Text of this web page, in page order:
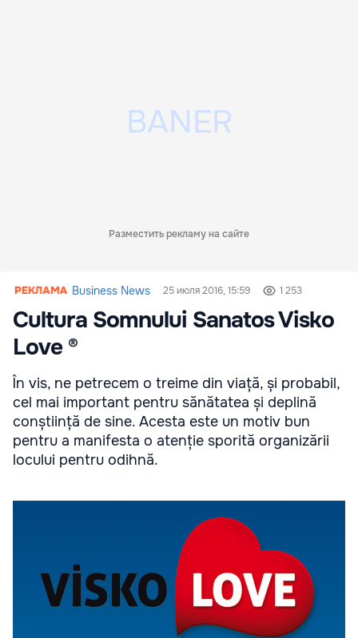
Разместить рекламу на сайте
Business News 25 июля 2016, 15:59 1 253
Cultura Somnului Sanatos Visko
Love ®
În vis, ne petrecem o treime din viață, și probabil,
cel mai important pentru sănătatea și deplină
conștiință de sine. Acesta este un motiv bun
pentru a manifesta o atenție sporită organizării
locului pentru odihnă.